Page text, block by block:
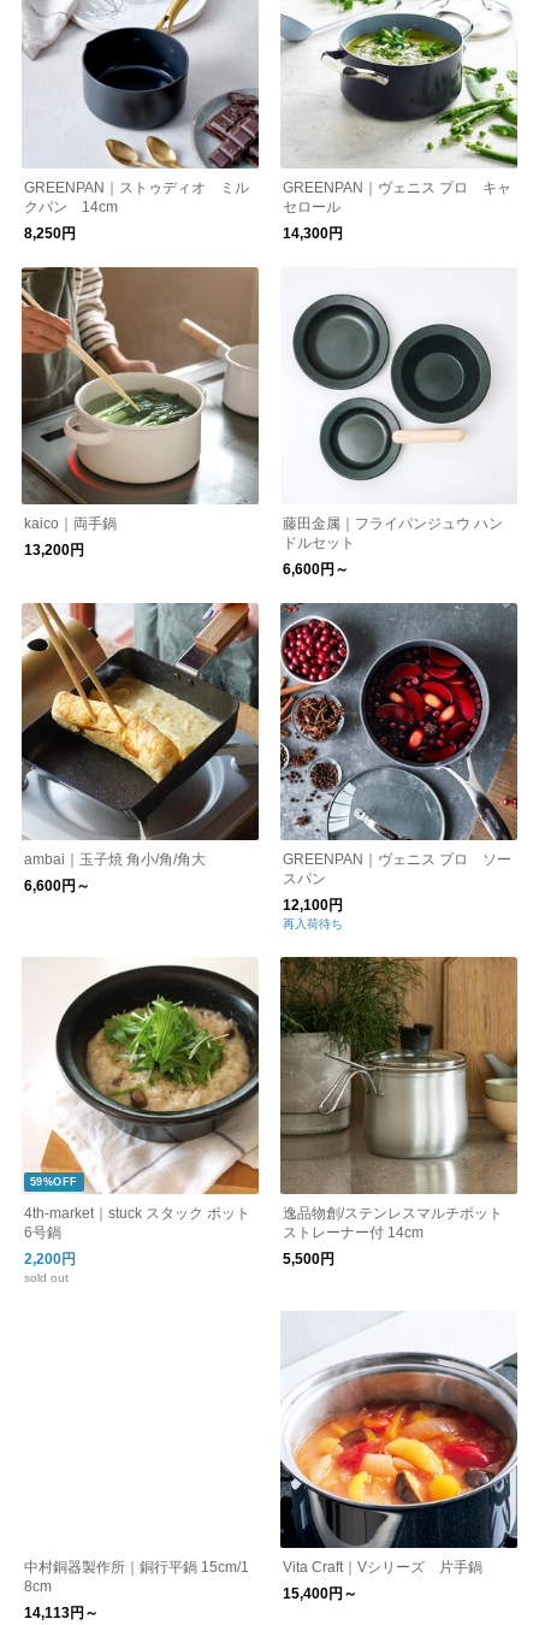
GREENPAN｜ストゥディオ ミル
クパン 14cm
8,250円
GREENPAN｜ヴェニス プロ キャ
セロール
14,300円
kaico｜両手鍋
13,200円
藤田金属｜フライパンジュウ ハン
ドルセット
6,600円～
ambai｜玉子焼 角小/角/角大
6,600円～
GREENPAN｜ヴェニス プロ ソー
スパン
12,100円
再入荷待ち
59%OFF
4th-market｜stuck スタック ポット
6号鍋
2,200円
sold out
逸品物創/ステンレスマルチポット
ストレーナー付 14cm
5,500円
中村銅器製作所｜銅行平鍋 15cm/1
8cm
14,113円～
Vita Craft｜Vシリーズ 片手鍋
15,400円～